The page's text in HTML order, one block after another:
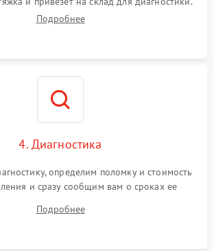
Подробнее
4. Диагностика
определим поломку и стоимость
и сразу сообщим вам о сроках ее
Подробнее